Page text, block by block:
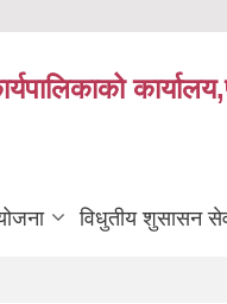
विधुतीय शुसासन